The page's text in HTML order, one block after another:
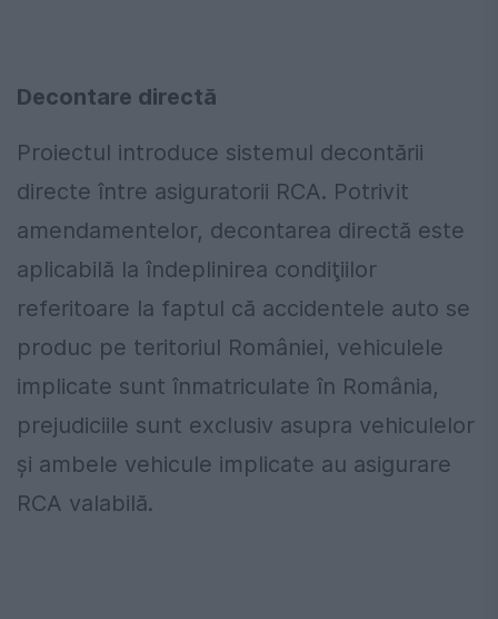
Decontare directă
Proiectul introduce sistemul decontării
directe între asiguratorii RCA. Potrivit
amendamentelor, decontarea directă este
aplicabilă la îndeplinirea condiţiilor
referitoare la faptul că accidentele auto se
produc pe teritoriul României, vehiculele
implicate sunt înmatriculate în România,
prejudiciile sunt exclusiv asupra vehiculelor
şi ambele vehicule implicate au asigurare
RCA valabilă.